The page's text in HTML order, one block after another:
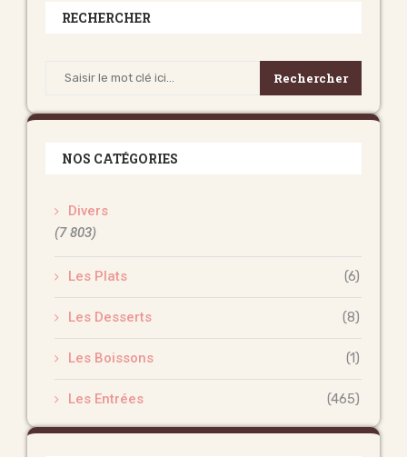
RECHERCHER
Rechercher
NOS CATÉGORIES
Divers
(7 803)
Les Plats (6)
Les Desserts (8)
Les Boissons (1)
Les Entrées (465)